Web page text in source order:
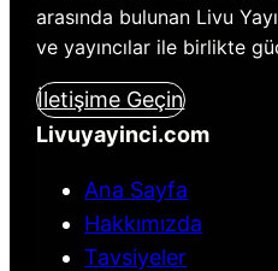
arasında bulunan Livu
ve yayıncılar ile birlikte
İletişime Geçin
Livuyayinci.com
Ana Sayfa
Hakkımızda
Tavsiyeler